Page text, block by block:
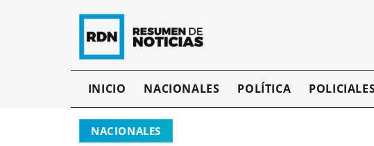
INICIO NACIONALES POLÍTICA
NACIONALES